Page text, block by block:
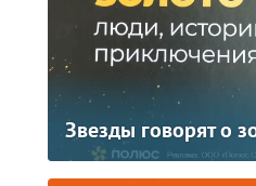
Звезды говорят о